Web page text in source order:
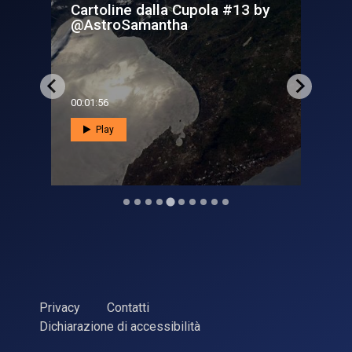
Cartoline dalla Cupola #13 by
@AstroSamantha
00:01:56
Play
Privacy
Contatti
Dichiarazione di accessibilità